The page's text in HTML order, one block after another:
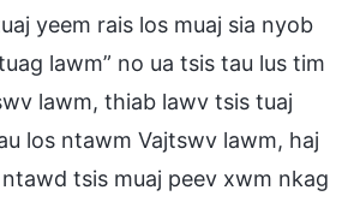
yeem rais los muaj sia nyob
lawm” no ua tsis tau lus tim
lawm, thiab lawv tsis tuaj
los ntawm Vajtswv lawm, haj
tsis muaj peev xwm nkag